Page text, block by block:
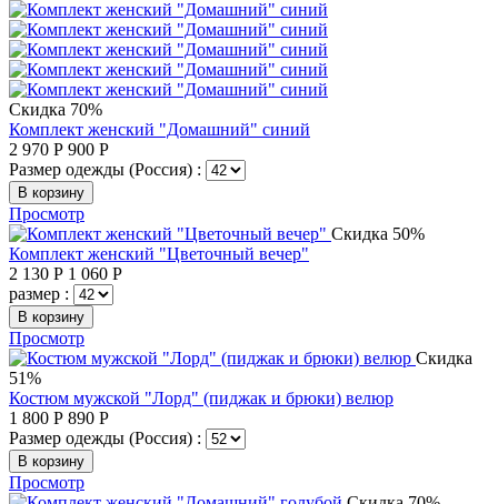
Скидка 70%
Комплект женский "Домашний" синий
2 970 Р 900 Р
Размер одежды (Россия) :
В корзину
Просмотр
Скидка 50%
Комплект женский "Цветочный вечер"
2 130 Р 1 060 Р
размер :
В корзину
Просмотр
Скидка
51%
Костюм мужской "Лорд" (пиджак и брюки) велюр
1 800 Р 890 Р
Размер одежды (Россия) :
В корзину
Просмотр